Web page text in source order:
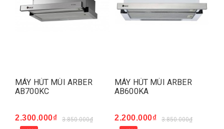
HÚT MÙI ARBER
3.850.000₫
MÁY HÚT MÙI ARBER
AB600KA
2.200.000₫ 3.850.000₫
MÁY HÚT